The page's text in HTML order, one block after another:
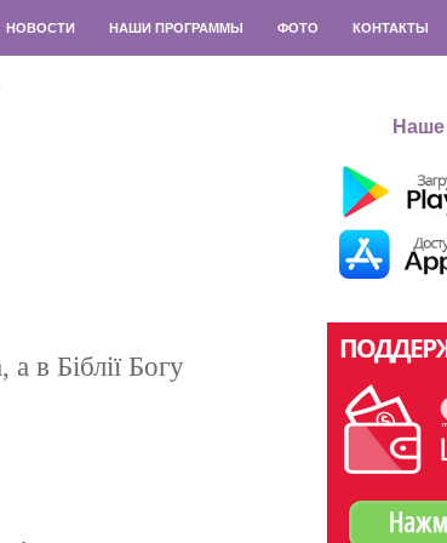
НОВОСТИ НАШИ ПРОГРАММЫ ФОТО КОНТАКТЫ
в Біблії Богу